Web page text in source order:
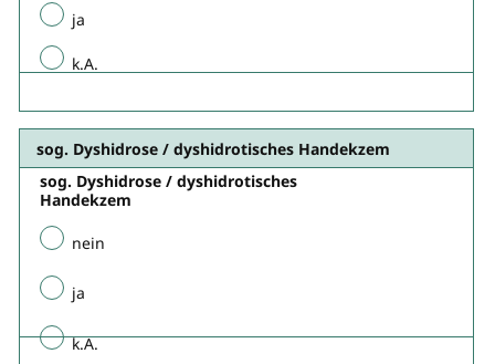
ja
k.A.
sog. Dyshidrose / dyshidrotischesHandekzem
sog. Dyshidrose / dyshidrotisches
Handekzem
nein
ja
k.A.